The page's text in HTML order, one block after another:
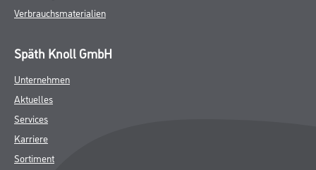
Verbrauchsmaterialien
Späth Knoll GmbH
Unternehmen
Aktuelles
Services
Karriere
Sortiment